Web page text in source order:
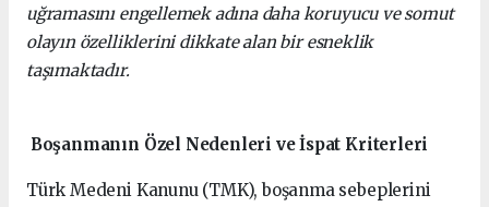
uğramasını engellemek adına daha koruyucu ve somut
olayın özelliklerini dikkate alan bir esneklik
taşımaktadır.
Boşanmanın Özel Nedenleri ve İspat Kriterleri
Türk Medeni Kanunu (TMK), boşanma sebeplerini